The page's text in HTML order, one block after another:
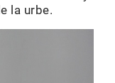
la urbe.